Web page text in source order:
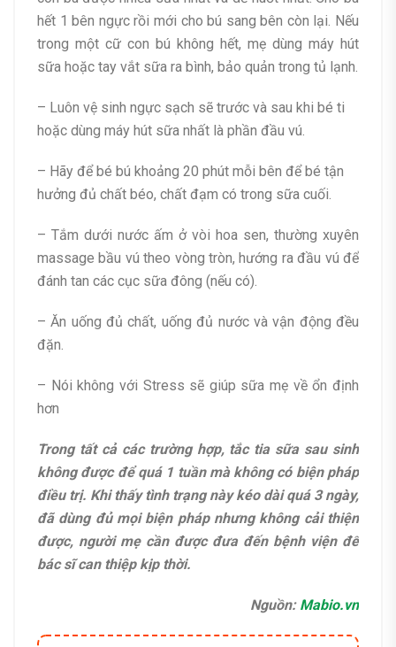
hết 1 bên ngực rồi mới cho bú sang bên còn lại. Nếu
trong một cữ con bú không hết, mẹ dùng máy hút
sữa hoặc tay vắt sữa ra bình, bảo quản trong tủ lạnh.
– Luôn vệ sinh ngực sạch sẽ trước và sau khi bé ti
hoặc dùng máy hút sữa nhất là phần đầu vú.
– Hãy để bé bú khoảng 20 phút mỗi bên để bé tận
hưởng đủ chất béo, chất đạm có trong sữa cuối.
– Tắm dưới nước ấm ở vòi hoa sen, thường xuyên
massage bầu vú theo vòng tròn, hướng ra đầu vú để
đánh tan các cục sữa đông (nếu có).
– Ăn uống đủ chất, uống đủ nước và vận động đều
đặn.
– Nói không với Stress sẽ giúp sữa mẹ về ổn định
hơn
Trong tất cả các trường hợp, tắc tia sữa sau sinh
không được để quá 1 tuần mà không có biện pháp
điều trị. Khi thấy tình trạng này kéo dài quá 3 ngày,
đã dùng đủ mọi biện pháp nhưng không cải thiện
được, người mẹ cần được đưa đến bệnh viện để
bác sĩ can thiệp kịp thời.
Nguồn: Mabio.vn